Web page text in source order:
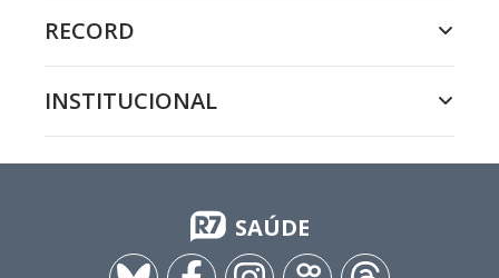
RECORD
INSTITUCIONAL
SAÚDE